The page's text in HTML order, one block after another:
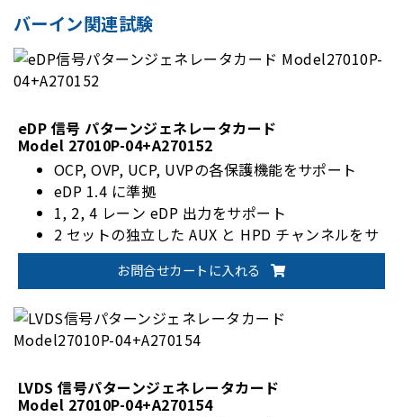
バーイン関連試験
eDP 信号 パターンジェネレータカード
Model 27010P-04+A270152
OCP, OVP, UCP, UVPの各保護機能をサポート
eDP 1.4 に準拠
1, 2, 4 レーン eDP 出力をサポート
2 セットの独立した AUX と HPD チャンネルをサ
ポート
お問合せカートに入れる
LVDS 信号パターンジェネレータカード
Model 27010P-04+A270154